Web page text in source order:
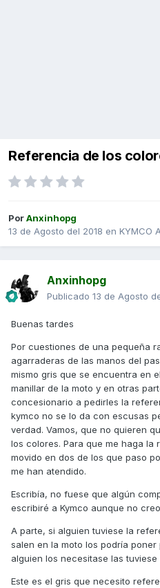
Referencia de los
PorAnxinhopg
13 de Agosto del 2018 en KYMCO
Anxinhopg
Publicado 13 de Agosto
Buenas tardes
Por cuestiones de una pequeña
agarraderas de las manos del
mismo gris que se encuentra en
manillar de la moto y en otras
concesionario a pedirles la
kymco no se lo da con escusas
verdad. Vamos, que no quieren
los colores. Para que me haga la
movido en dos de los que paso
me han atendido.
Escribía, no fuese que algún
escribiré a Kymco aunque no
A parte, si alguien tuviese la
salen en la moto los podría
alguien los necesitase las tuviese
Este es el gris que necesito